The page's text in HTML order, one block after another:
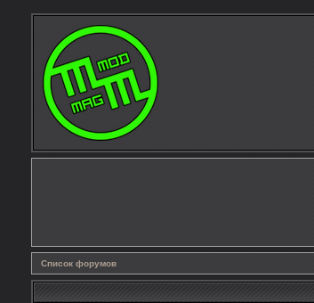
Список форумов